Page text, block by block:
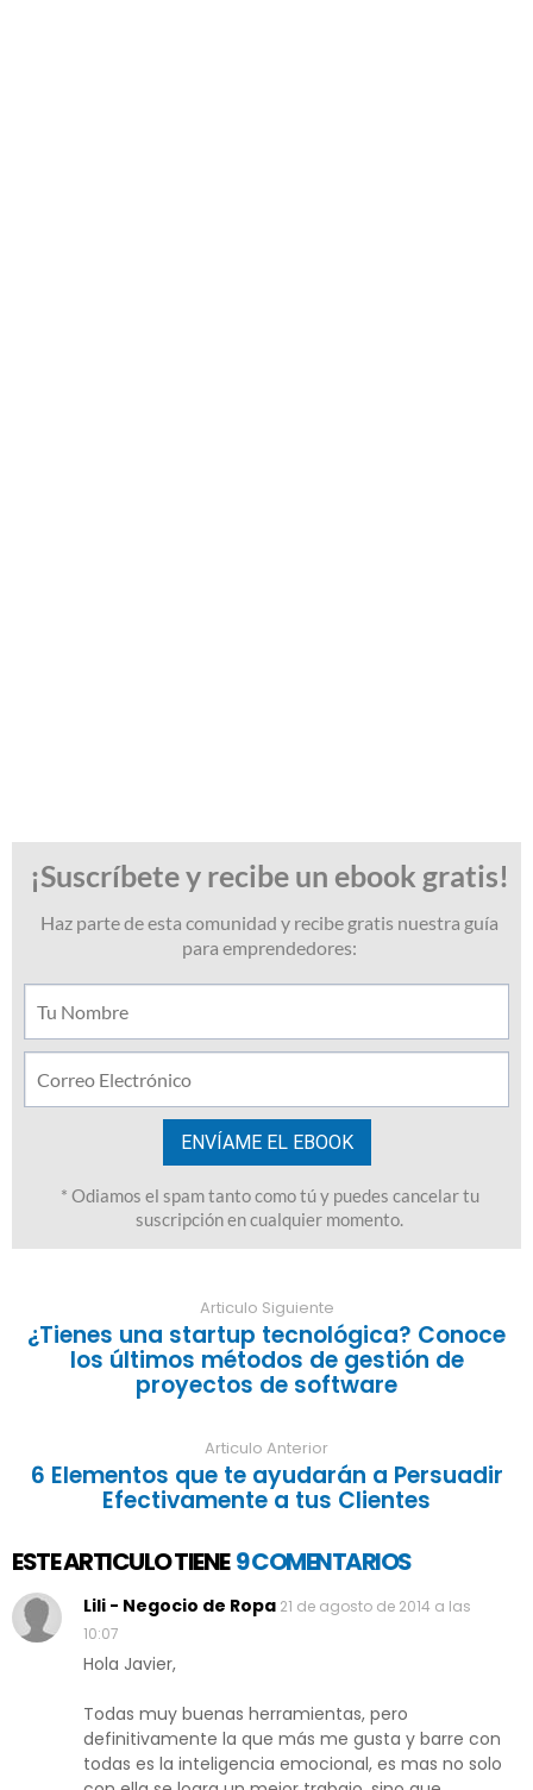
Articulo Siguiente
¿Tienes una startup tecnológica? Conoce
los últimos métodos de gestión de
proyectos de software
Articulo Anterior
6 Elementos que te ayudarán a Persuadir
Efectivamente a tus Clientes
ESTE ARTICULO TIENE 9 COMENTARIOS
Lili - Negocio de Ropa 21 de agosto de 2014 a las
10:07
Hola Javier,
Todas muy buenas herramientas, pero
definitivamente la que más me gusta y barre con
todas es la inteligencia emocional, es mas no solo